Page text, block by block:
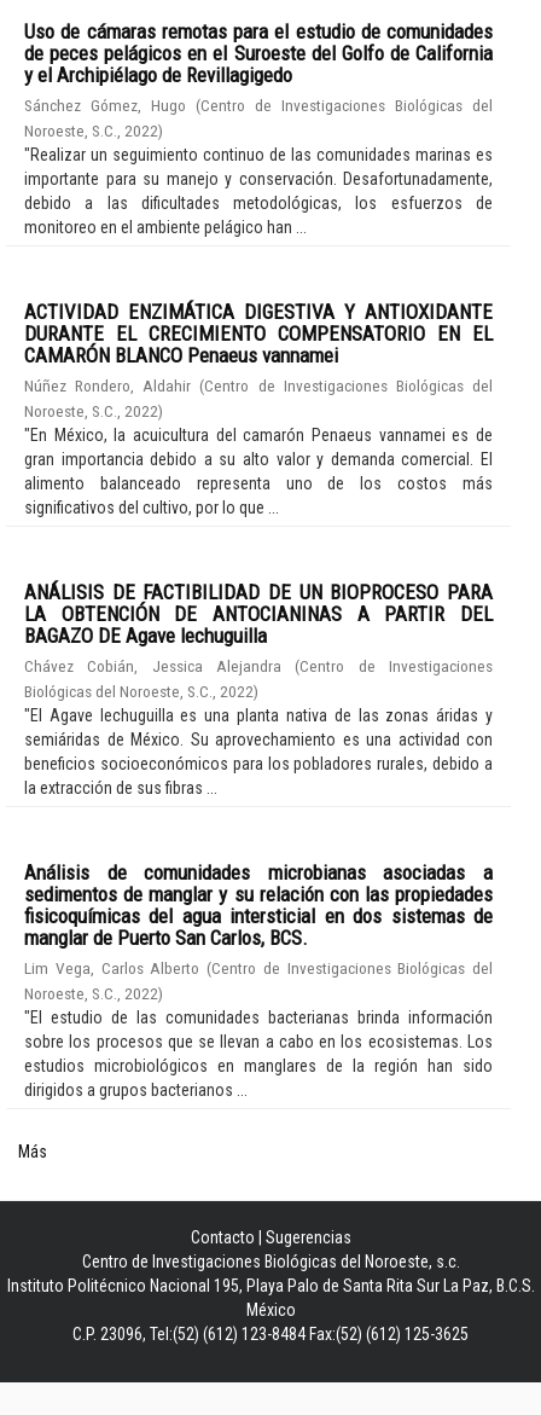
Uso de cámaras remotas para el estudio de comunidades
de peces pelágicos en el Suroeste del Golfo de California
y el Archipiélago de Revillagigedo
Sánchez Gómez, Hugo (Centro de Investigaciones Biológicas del
Noroeste, S.C.
2022)
"Realizar un seguimiento continuo de las comunidades marinas es
importante para su manejo y conservación. Desafortunadamente,
debido a las dificultades metodológicas, los esfuerzos de
monitoreo en el ambiente pelágico han ...
ACTIVIDAD ENZIMÁTICA DIGESTIVA Y ANTIOXIDANTE
DURANTE EL CRECIMIENTO COMPENSATORIO EN EL
CAMARÓN BLANCO Penaeus vannamei
Núñez Rondero, Aldahir (Centro de Investigaciones Biológicas del
Noroeste, S.C.
2022)
"En México, la acuicultura del camarón Penaeus vannamei es de
gran importancia debido a su alto valor y demanda comercial. El
alimento balanceado representa uno de los costos más
significativos del cultivo, por lo que ...
ANÁLISIS DE FACTIBILIDAD DE UN BIOPROCESO PARA
LA OBTENCIÓN DE ANTOCIANINAS A PARTIR DEL
BAGAZO DE Agave lechuguilla
Chávez Cobián, Jessica Alejandra (Centro de Investigaciones
Biológicas del Noroeste, S.C.
2022)
"El Agave lechuguilla es una planta nativa de las zonas áridas y
semiáridas de México. Su aprovechamiento es una actividad con
beneficios socioeconómicos para los pobladores rurales, debido a
la extracción de sus fibras ...
Análisis de comunidades microbianas asociadas a
sedimentos de manglar y su relación con las propiedades
fisicoquímicas del agua intersticial en dos sistemas de
manglar de Puerto San Carlos, BCS.
Lim Vega, Carlos Alberto (Centro de Investigaciones Biológicas del
Noroeste, S.C.
2022)
"El estudio de las comunidades bacterianas brinda información
sobre los procesos que se llevan a cabo en los ecosistemas. Los
estudios microbiológicos en manglares de la región han sido
dirigidos a grupos bacterianos ...
Más
Contacto
Sugerencias
Centro de Investigaciones Biológicas del Noroeste, s.c.
Instituto Politécnico Nacional 195, Playa Palo de Santa Rita Sur La Paz, B.C.S.
México
C.P. 23096, Tel:(52) (612) 123-8484 Fax:(52) (612) 125-3625